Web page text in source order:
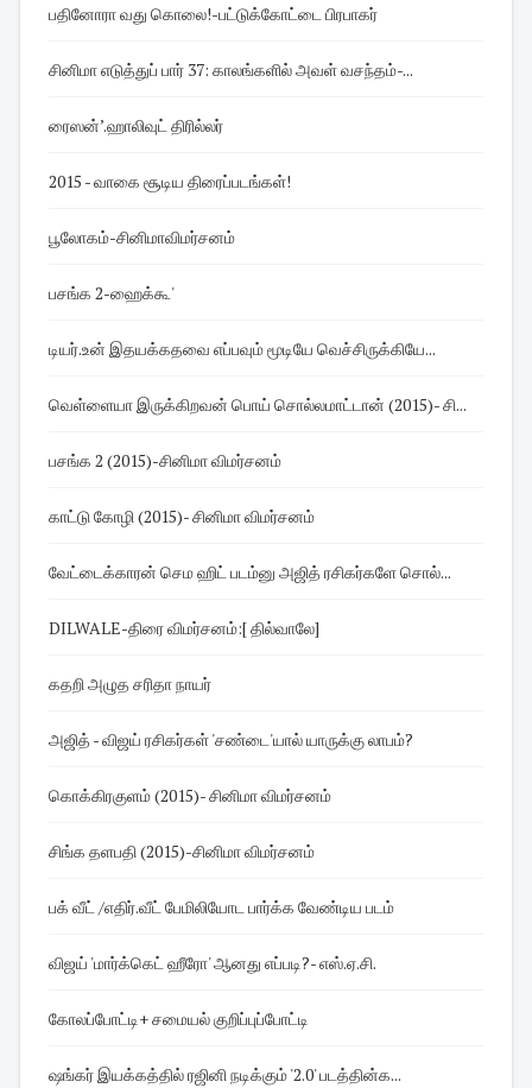
பதினோரா வது கொலை!-பட்டுக்கோட்டை பிரபாகர்
சினிமா எடுத்துப் பார் 37: காலங்களில் அவள் வசந்தம்-...
ரைஸன்’.ஹாலிவுட் திரில்லர்
2015 - வாகை சூடிய திரைப்படங்கள்!
பூலோகம்-சினிமாவிமர்சனம்
பசங்க 2-ஹைக்கூ'
டியர்.உன் இதயக்கதவை எப்பவும் மூடியே வெச்சிருக்கியே...
வெள்ளையா இருக்கிறவன் பொய் சொல்லமாட்டான் (2015)- சி...
பசங்க 2 (2015)-சினிமா விமர்சனம்
காட்டு கோழி (2015)- சினிமா விமர்சனம்
வேட்டைக்காரன் செம ஹிட் படம்னு அஜித் ரசிகர்களே சொல்...
DILWALE-திரை விமர்சனம்:[ தில்வாலே]
கதறி அழுத சரிதா நாயர்
அஜித் - விஜய் ரசிகர்கள் 'சண்டை'யால் யாருக்கு லாபம்?
கொக்கிரகுளம் (2015)- சினிமா விமர்சனம்
சிங்க தளபதி (2015)-சினிமா விமர்சனம்
பக் வீட் /எதிர்.வீட் பேமிலியோட பார்க்க வேண்டிய படம்
விஜய் 'மார்க்கெட் ஹீரோ' ஆனது எப்படி?- எஸ்.ஏ.சி.
கோலப்போட்டி+ சமையல் குறிப்புப்போட்டி
ஷங்கர் இயக்கத்தில் ரஜினி நடிக்கும் '2.0' படத்தின்க...